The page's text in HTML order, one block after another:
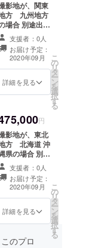
影地が、関東
方 九州地方
場合 別途出張
交通費分がプラ
スになります。
分~2分の動画
御社のプロモー
ョン動画制作
支援者：0人
お届け予定：
2020年09月
詳細を見る
こ
の
リ
タ
ー
ン
を
選
択
す
る
円
影地が、東北
方 北海道 沖
県の場合 別途
出張交通費分が
プラスになりま
1分~2分の
動画 御社のプロ
ーション動画
制作
支援者：0人
お届け予定：
2020年09月
詳細を見る
こ
の
リ
タ
ー
ン
を
選
択
す
る
このプロ